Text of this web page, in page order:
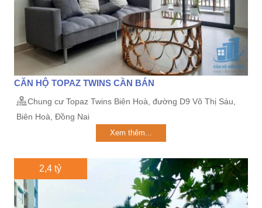
CĂN HỘ TOPAZ TWINS CẦN BÁN
Chung cư Topaz Twins Biên Hoà, đường D9 Võ Thị Sáu,
Biên Hoà, Đồng Nai
Xem thêm...
2,4 tỷ